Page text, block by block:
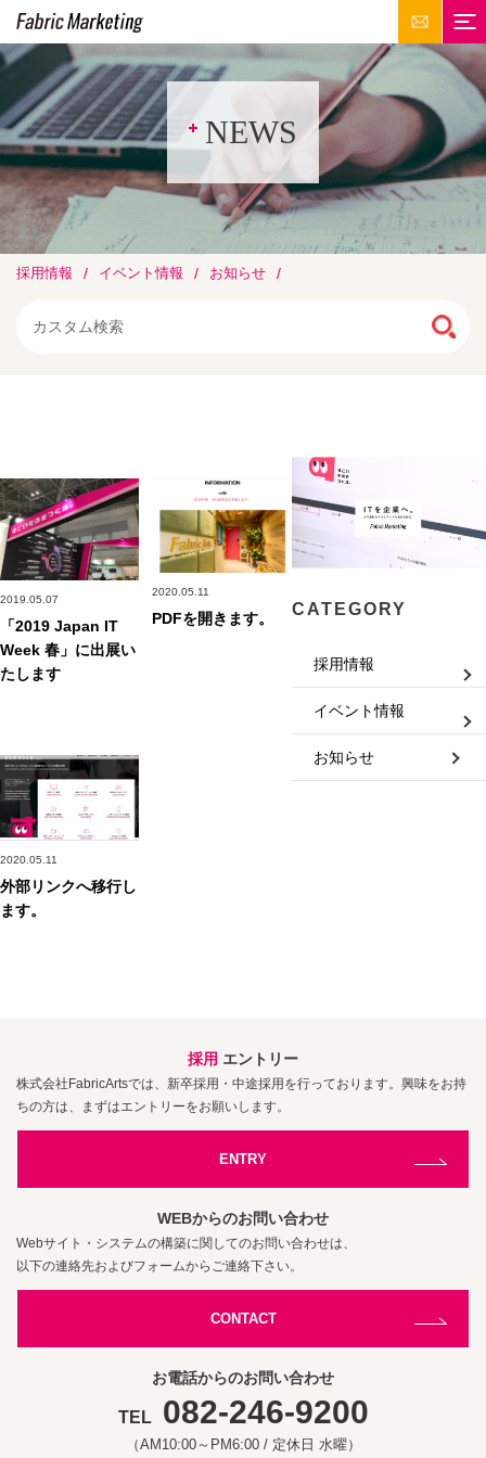
NEWS
採用情報 イベント情報 お知らせ
2019.05.07
「2019 Japan IT
Week 春」に出展い
たします
2020.05.11
PDFを開きます。
2020.05.11
外部リンクへ移行し
ます。
CATEGORY
採用情報
イベント情報
お知らせ
採用 エントリー
株式会社FabricArtsでは、新卒採用・中途採用を行っております。興味をお持
ちの方は、まずはエントリーをお願いします。
ENTRY
WEBからのお問い合わせ
Webサイト・システムの構築に関してのお問い合わせは、
以下の連絡先およびフォームからご連絡下さい。
CONTACT
お電話からのお問い合わせ
TEL 082-246-9200
（AM10:00～PM6:00 / 定休日 水曜）